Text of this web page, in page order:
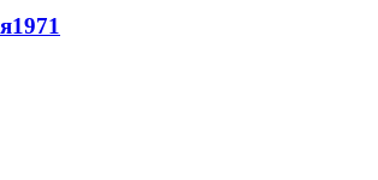
1971